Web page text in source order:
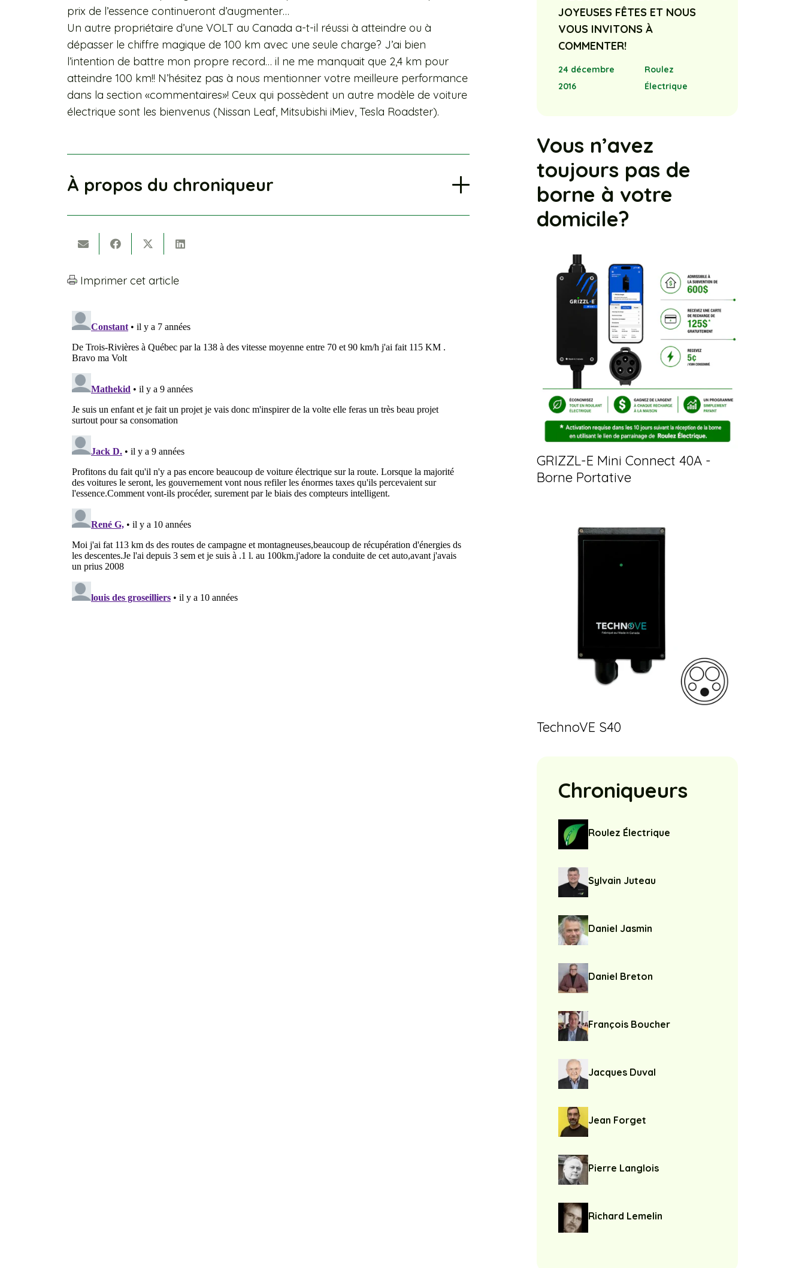
prix de l’essence continueront d’augmenter…
Un autre propriétaire d’une VOLT au Canada a-t-il réussi à atteindre ou à
dépasser le chiffre magique de 100 km avec une seule charge? J’ai bien
l’intention de battre mon propre record… il ne me manquait que 2,4 km pour
atteindre 100 km!! N’hésitez pas à nous mentionner votre meilleure performance
dans la section «commentaires»! Ceux qui possèdent un autre modèle de voiture
électrique sont les bienvenus (Nissan Leaf, Mitsubishi iMiev, Tesla Roadster).
À propos du chroniqueur
Imprimer cet article
JOYEUSES FÊTES ET NOUS
VOUS INVITONS À
COMMENTER!
24 décembre
2016
Roulez
Électrique
Vous n’avez
toujours pas de
borne à votre
domicile?
GRIZZL-E Mini Connect 40A -
Borne Portative
TechnoVE S40
Chroniqueurs
Roulez Électrique
Sylvain Juteau
Daniel Jasmin
Daniel Breton
François Boucher
Jacques Duval
Jean Forget
Pierre Langlois
Richard Lemelin